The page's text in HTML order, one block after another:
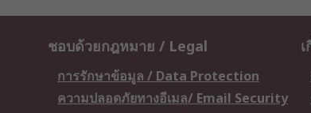
ชอบด้วยกฎหมาย / Legal
การรักษาข้อมูล / Data Protection
ความปลอดภัยทางอีเมล/ Email Security